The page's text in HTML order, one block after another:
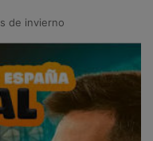
de invierno